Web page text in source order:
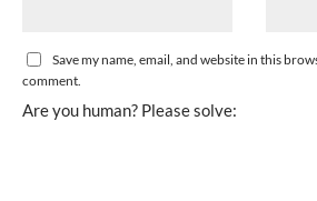
Save my name, email, and website in this
comment.
Are you human? Please solve: